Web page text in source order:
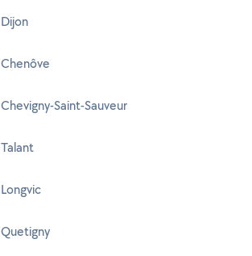
Saint-Sauveur